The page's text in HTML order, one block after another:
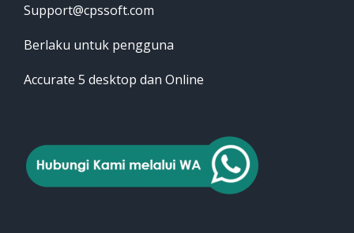
Support@cpssoft.com
Berlaku untuk pengguna
Accurate 5 desktop dan Online